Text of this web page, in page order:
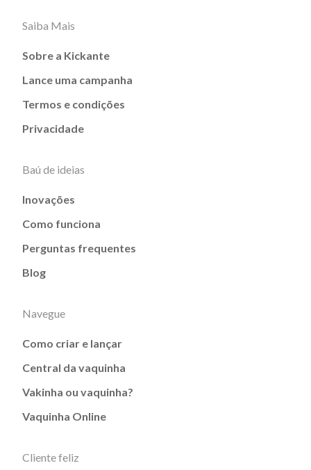
Saiba Mais
Sobre a Kickante
Lance uma campanha
Termos e condições
Privacidade
Baú de ideias
Inovações
Como funciona
Perguntas frequentes
Blog
Navegue
Como criar e lançar
Central da vaquinha
Vakinha ou vaquinha?
Vaquinha Online
Cliente feliz